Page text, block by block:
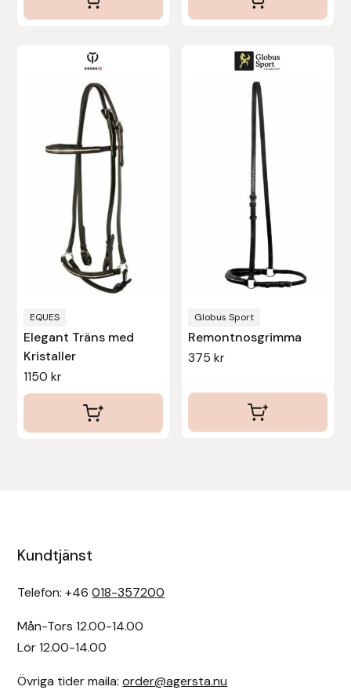
EQUES
Elegant Träns med
Kristaller
1150kr
Globus Sport
Remontnosgrimma
375 kr
alternativen
produktsidan
Kundtjänst
Telefon: +46018-357200
Mån-Tors 12.00-14.00
Lör 12.00-14.00
Övriga tider maila:order@agersta.nu